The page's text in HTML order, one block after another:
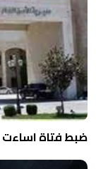
ضبط فتاة اساءت